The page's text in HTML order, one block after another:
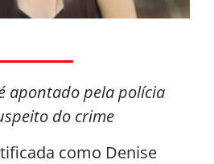
apontado pela polícia
do crime
como Denise